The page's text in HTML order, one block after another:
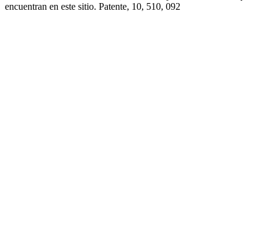
encuentran en este sitio. Patente, 10, 510, 092